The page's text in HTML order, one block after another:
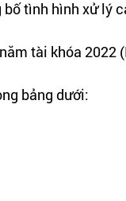
bố tình hình xử
tài khóa 2022
bảng dưới: